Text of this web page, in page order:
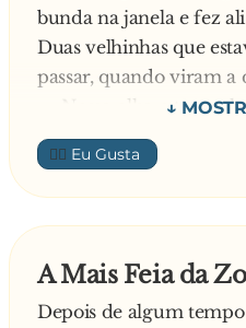
bunda na janela e fez
Duas velhinhas que
passar, quando viram a
— Nossa olha o
cavalheiro.
Responde a outra mais
— O tamanho do
estranho é a cara que
👍🏼
A Mais Feia da
Depois de algum